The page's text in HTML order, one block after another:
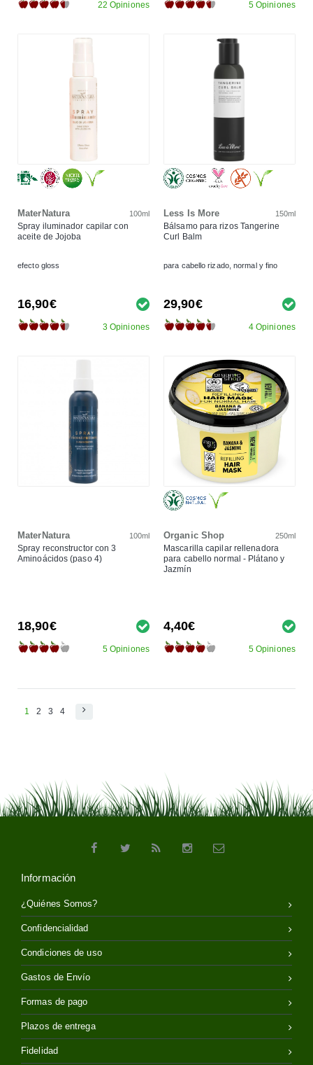
22 Opiniones 5 Opiniones
MaterNatura 100ml
Spray iluminador capilar con
aceite de Jojoba
efecto gloss
16,90€
3 Opiniones
Less Is More 150ml
Bálsamo para rizos Tangerine
Curl Balm
para cabello rizado, normal y fino
29,90€
4 Opiniones
MaterNatura 100ml
Spray reconstructor con 3
Aminoácidos (paso 4)
18,90€
5 Opiniones
Organic Shop 250ml
Mascarilla capilar rellenadora
para cabello normal - Plátano y
Jazmín
4,40€
5 Opiniones
1 2 3 4
Información
¿Quiénes Somos?
Confidencialidad
Condiciones de uso
Gastos de Envío
Formas de pago
Plazos de entrega
Fidelidad